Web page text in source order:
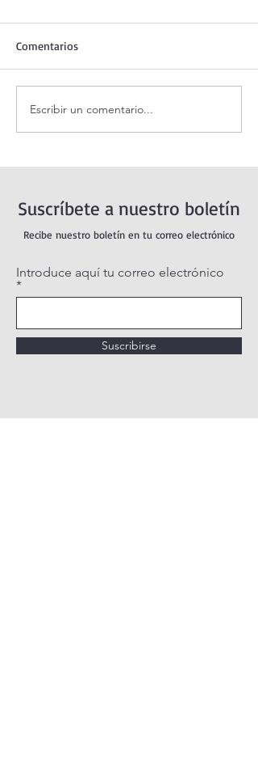
Santo Rosario de hoy
viernes. Misterios
Comentarios
Escribir un comentario...
Suscríbete a nuestro boletín
Recibe nuestro boletín en tu correo electrónico
Introduce aquí tu correo electrónico
Suscribirse